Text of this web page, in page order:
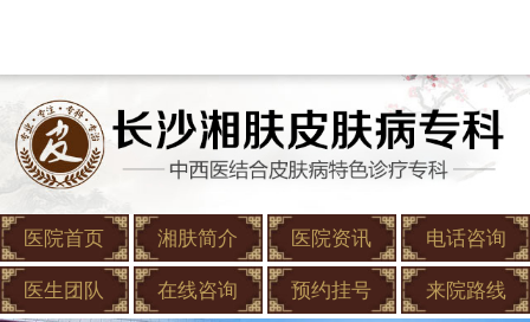
医院首页 湘肤简介 医院资讯 电话咨询
医生团队 在线咨询 预约挂号 来院路线